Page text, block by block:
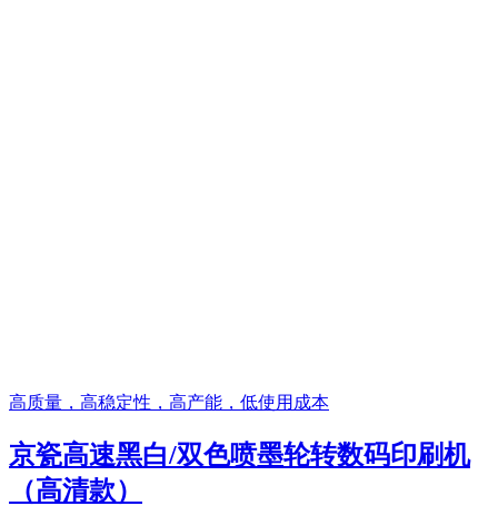
高质量，高稳定性，高产能，低使用成本
京瓷高速黑白/双色喷墨轮转数码印刷机
（高清款）